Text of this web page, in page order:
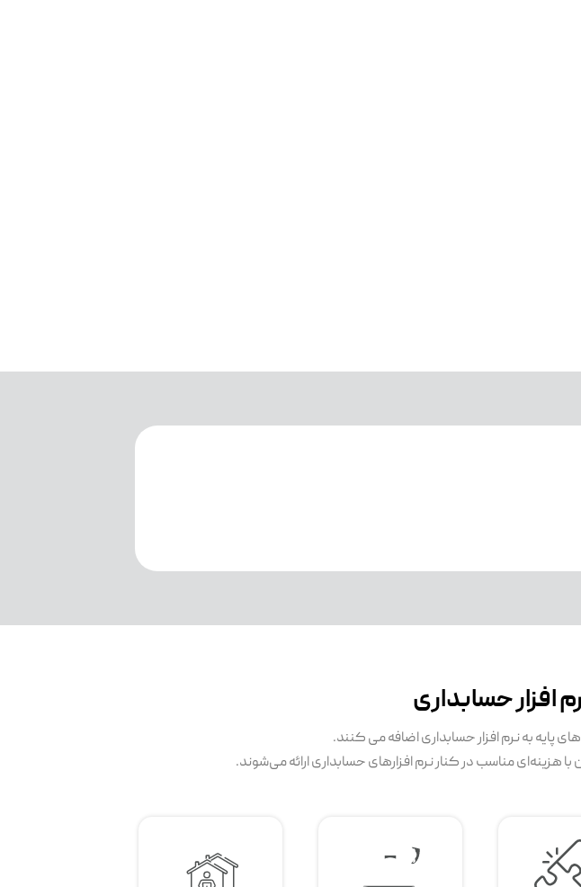
افزار حسابداری
پایه به نرم افزار حسابداری اضافه می کنند.
مناسب در کنار نرم افزارهای حسابداری ارائه می‌شوند.